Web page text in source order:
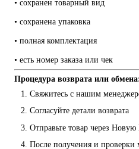
• сохранен товарный вид
• сохранена упаковка
• полная комплектация
• есть номер заказа или чек
Процедура возврата или
Свяжитесь с нашим
Согласуйте детали возврата
Отправьте товар через Новую
После получения и